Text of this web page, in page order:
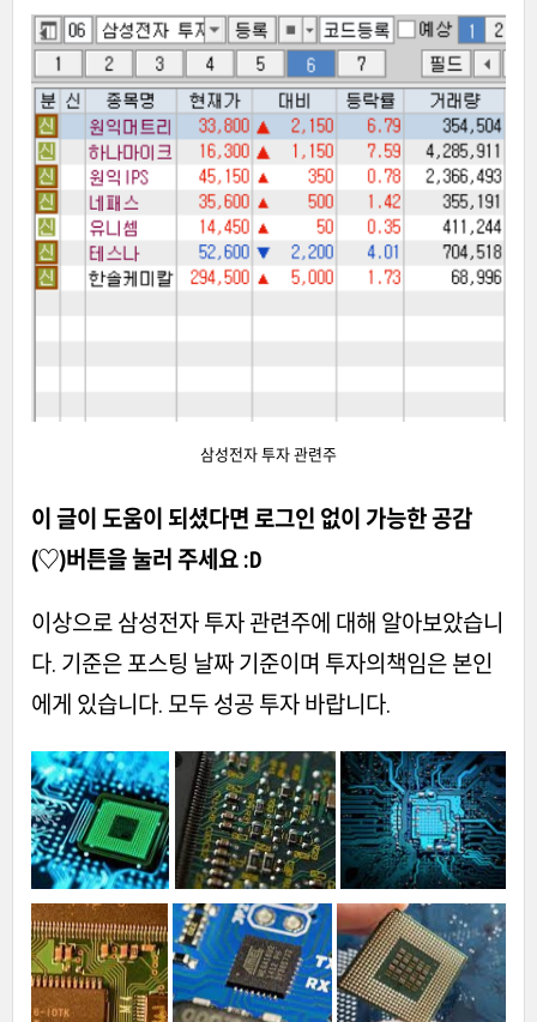
삼성전자 투자 관련주
이 글이 도움이 되셨다면 로그인 없이 가능한 공감
(♡)버튼을 눌러 주세요 :D
이상으로 삼성전자 투자 관련주에 대해 알아보았습니
다. 기준은 포스팅 날짜 기준이며 투자의책임은 본인
에게 있습니다. 모두 성공 투자 바랍니다.